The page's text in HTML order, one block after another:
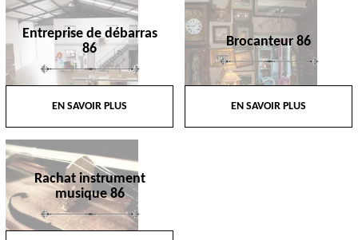
Entreprise de débarras
86
EN SAVOIR PLUS
Brocanteur 86
EN SAVOIR PLUS
Rachat instrument
musique 86